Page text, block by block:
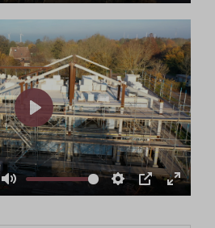
Mute Settings
PIP Enter
Mute Settings
PIP Enter
Play